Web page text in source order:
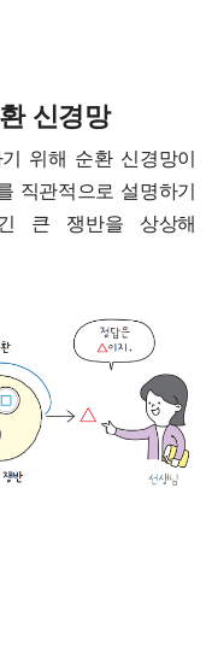
신경망
위해 순환 신경망이
직관적으로 설명하기
큰 쟁반을 상상해